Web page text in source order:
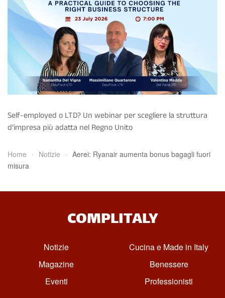
Self-employed o LTD? Un webinar per scegliere la struttura
d’impresa più adatta nel Regno Unito
Home Notizie
Aerei: Ryanair aumenta bonus bagagli fuori
misura
COMPLITALY
Notizie
Magazine
Eventi
Cucina e Made in Italy
Benessere
Professionisti